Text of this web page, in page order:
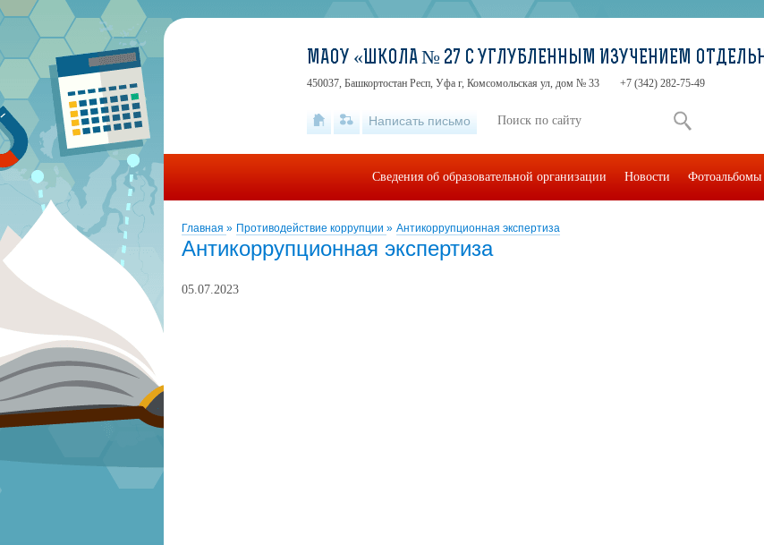
Главная » Противодействие коррупции » Антикоррупционная экспертиза
Антикоррупционная экспертиза
05.07.2023
МАОУ «ШКОЛА № 27 С УГЛУБЛЕННЫМ ИЗУЧЕНИЕМ
450037, Башкортостан Респ, Уфа г, Комсомольская ул, дом № 33 +7 (342) 282-75-49
Написать письмо
Сведения об образовательной организации Новости Фотоальбомы